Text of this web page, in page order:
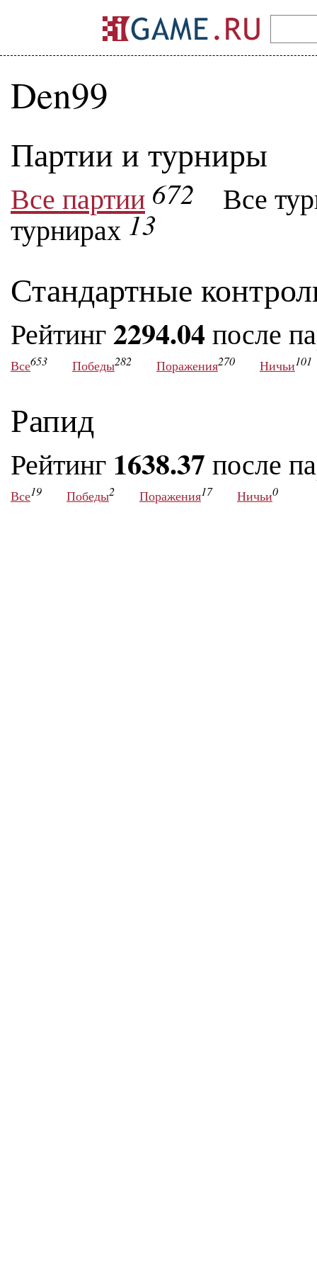
Den99
Партии и турниры
Все партии 672
Все
турнирах13
Стандартные
Рейтинг2294.04 после
Все653 Победы282 Поражения270 Ничьи101
Рапид
Рейтинг 1638.37 после
Все19 Победы2 Поражения17 Ничьи0